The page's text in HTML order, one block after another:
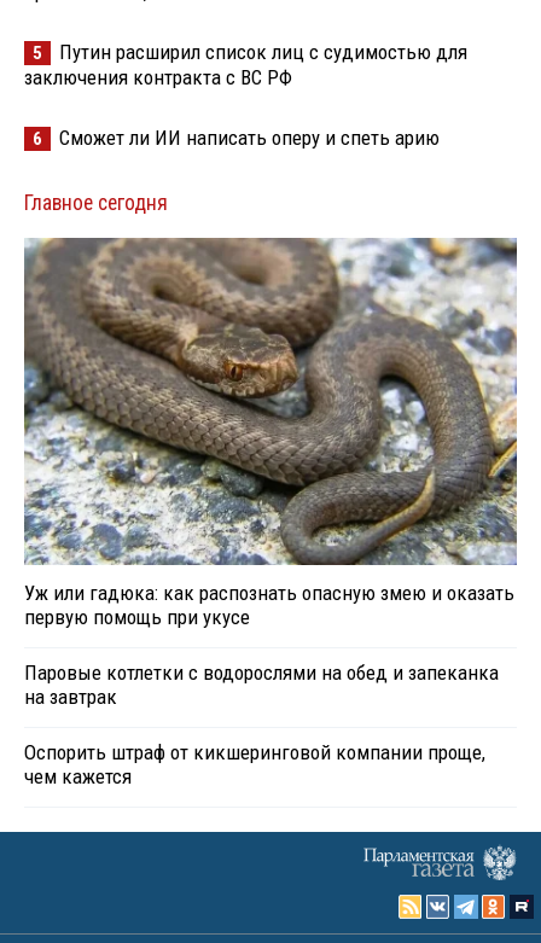
5
Путин расширил список лиц с судимостью для
заключения контракта с ВС РФ
6 Сможет ли ИИ написать оперу и спеть арию
Главное сегодня
Уж или гадюка: как распознать опасную змею и оказать
первую помощь при укусе
Паровые котлетки с водорослями на обед и запеканка
на завтрак
Оспорить штраф от кикшеринговой компании проще,
чем кажется